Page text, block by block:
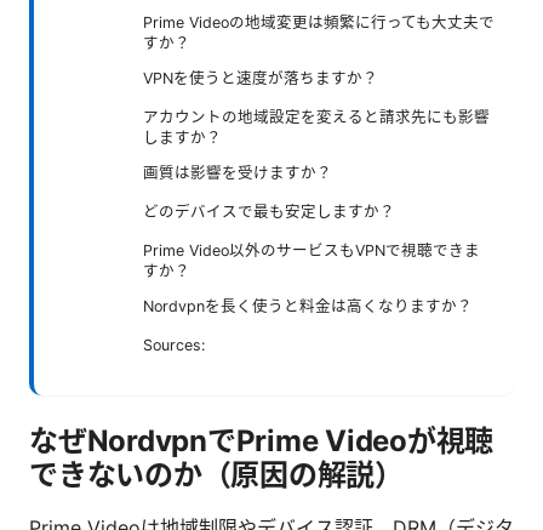
Prime Videoの地域変更は頻繁に行っても大丈夫で
すか？
VPNを使うと速度が落ちますか？
アカウントの地域設定を変えると請求先にも影響
しますか？
画質は影響を受けますか？
どのデバイスで最も安定しますか？
Prime Video以外のサービスもVPNで視聴できま
すか？
Nordvpnを長く使うと料金は高くなりますか？
Sources:
なぜNordvpnでPrime Videoが視聴
できないのか（原因の解説）